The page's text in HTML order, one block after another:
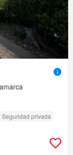
Seguridad privada